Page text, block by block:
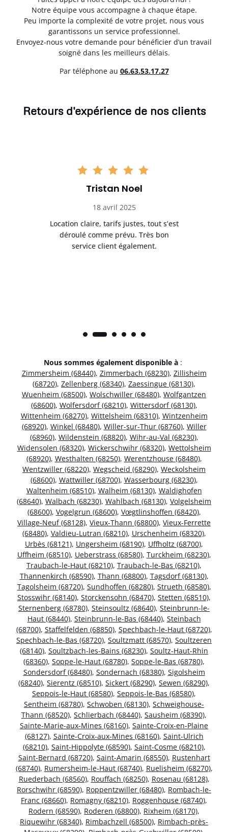
Notre équipe vous accompagne à chaque étape.
Peu importe la complexité de votre projet, nous vous
garantissons un service professionnel.
Envoyez-nous votre demande pour bénéficier d’un travail
soigné dans les meilleurs délais.
Par téléphone au 06.63.53.17.27
Retours d'expérience de nos clients
Tristan Noel
18 avril 2025
Location claire, tarifs justes, tout s’est
déroulé comme prévu. Très bon
service client également.
Nous sommes également disponible à :
Zimmersheim (68440), Zimmerbach (68230), Zillisheim
(68720), Zellenberg (68340), Zaessingue (68130),
Wuenheim (68500), Wolschwiller (68480), Wolfgantzen
(68600), Wolfersdorf (68210), Wittersdorf (68130),
Wittenheim (68270), Wittelsheim (68310), Wintzenheim
(68920), Winkel (68480), Willer-sur-Thur (68760), Willer
(68960), Wildenstein (68820), Wihr-au-Val (68230),
Widensolen (68320), Wickerschwihr (68320), Wettolsheim
(68920), Westhalten (68250), Werentzhouse (68480),
Wentzwiller (68220), Wegscheid (68290), Weckolsheim
(68600), Wattwiller (68700), Wasserbourg (68230),
Waltenheim (68510), Walheim (68130), Waldighofen
(68640), Walbach (68230), Wahlbach (68130), Volgelsheim
(68600), Vogelgrun (68600), Vœgtlinshoffen (68420),
Village-Neuf (68128), Vieux-Thann (68800), Vieux-Ferrette
(68480), Valdieu-Lutran (68210), Urschenheim (68320),
Urbès (68121), Ungersheim (68190), Uffholtz (68700),
Uffheim (68510), Ueberstrass (68580), Turckheim (68230),
Traubach-le-Haut (68210), Traubach-le-Bas (68210),
Thannenkirch (68590), Thann (68800), Tagsdorf (68130),
Tagolsheim (68720), Sundhoffen (68280), Strueth (68580),
Stosswihr (68140), Storckensohn (68470), Stetten (68510),
Sternenberg (68780), Steinsoultz (68640), Steinbrunn-le-
Haut (68440), Steinbrunn-le-Bas (68440), Steinbach
(68700), Staffelfelden (68850), Spechbach-le-Haut (68720),
Spechbach-le-Bas (68720), Soultzmatt (68570), Soultzeren
(68140), Soultzbach-les-Bains (68230), Soultz-Haut-Rhin
(68360), Soppe-le-Haut (68780), Soppe-le-Bas (68780),
Sondersdorf (68480), Sondernach (68380), Sigolsheim
(68240), Sierentz (68510), Sickert (68290), Sewen (68290),
Seppois-le-Haut (68580), Seppois-le-Bas (68580),
Sentheim (68780), Schwoben (68130), Schweighouse-
Thann (68520), Schlierbach (68440), Sausheim (68390),
Sainte-Marie-aux-Mines (68160), Sainte-Croix-en-Plaine
(68127), Sainte-Croix-aux-Mines (68160), Saint-Ulrich
(68210), Saint-Hippolyte (68590), Saint-Cosme (68210),
Saint-Bernard (68720), Saint-Amarin (68550), Rustenhart
(68740), Rumersheim-le-Haut (68740), Ruelisheim (68270),
Ruederbach (68560), Rouffach (68250), Rosenau (68128),
Rorschwihr (68590), Roppentzwiller (68480), Rombach-le-
Franc (68660), Romagny (68210), Roggenhouse (68740),
Rodern (68590), Roderen (68800), Rixheim (68170),
Riquewihr (68340), Rimbachzell (68500), Rimbach-près-